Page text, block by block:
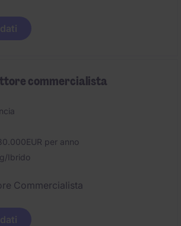
all'interno del team Tax.
commercialista
per anno
Ibrido
Commercialista